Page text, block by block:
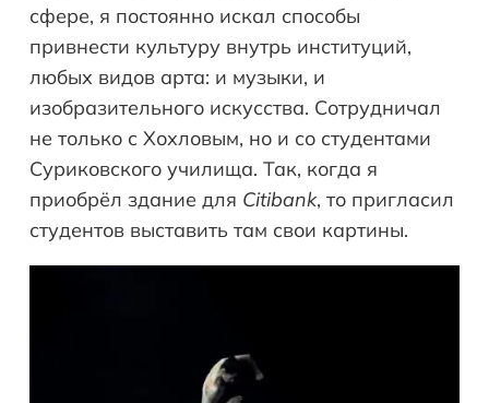
сфере, я постоянно искал способы
привнести культуру внутрь институций,
любых видов арта: и музыки, и
изобразительного искусства. Сотрудничал
не только с Хохловым, но и со студентами
Суриковского училища. Так, когда я
приобрёл здание для Citibank, то пригласил
студентов выставить там свои картины.